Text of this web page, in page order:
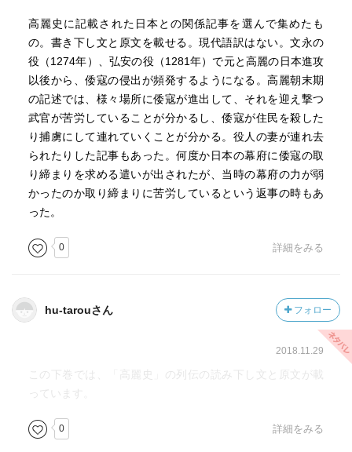
高麗史に記載された日本との関係記事を選んで集めたも
の。書き下し文と原文を載せる。現代語訳はない。文永の
役（1274年）、弘安の役（1281年）で元と高麗の日本進攻
以後から、倭寇の侵出が頻発するようになる。高麗朝末期
の記述では、様々場所に倭寇が進出して、それを迎え撃つ
武官が苦労していることが分かるし、倭寇が住民を殺した
り捕虜にして連れていくことが分かる。役人の妻が連れ去
られたりした記事もあった。何度か日本の幕府に倭寇の取
り締まりを求める遣いが出されたが、当時の幕府の力が弱
かったのか取り締まりに苦労しているという返事の時もあ
った。
0 詳細をみる
hu-tarouさん フォロー
2018.11.29
この下巻では、「高麗史」の列伝の読み下し文と原文が載
っています。
0 詳細をみる